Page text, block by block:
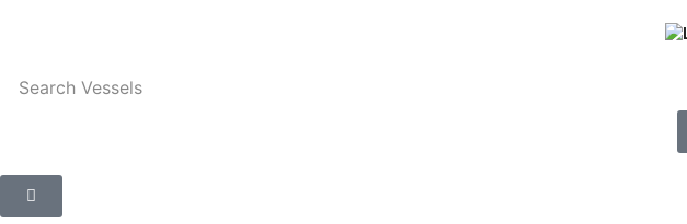
Search Vessels